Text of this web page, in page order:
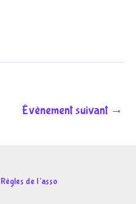
Évènement suivant →
Règles de l’asso